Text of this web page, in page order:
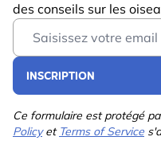
des conseils sur les
Email Address
INSCRIPTION
Ce formulaire est protégé
Policyet Terms of Service